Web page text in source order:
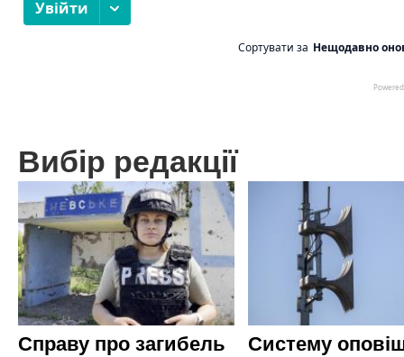
Вибір редакції
Справу про загибель
Систему